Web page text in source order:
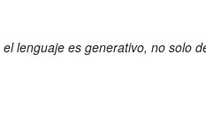
el lenguaje es generativo, no solo